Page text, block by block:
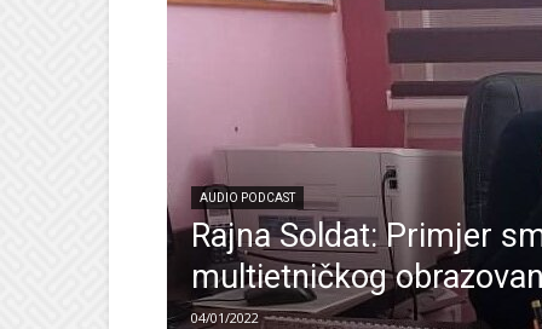
AUDIO PODCAST
Rajna Soldat: Primjer
multietničkog
04/01/2022